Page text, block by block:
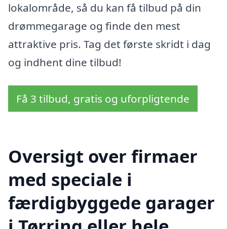
lokalområde, så du kan få tilbud på din
drømmegarage og finde den mest
attraktive pris. Tag det første skridt i dag
og indhent dine tilbud!
Få 3 tilbud, gratis og uforpligtende
Oversigt over firmaer
med speciale i
færdigbyggede garager